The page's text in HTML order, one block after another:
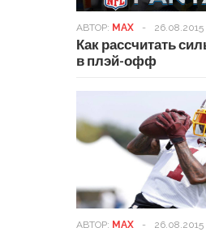
АВТОР: MAX - 26.08.2015
Как рассчитать
в плэй-офф
АВТОР: MAX - 26.08.2015